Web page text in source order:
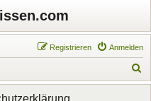
Anmelden
Registrieren
u